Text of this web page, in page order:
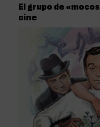
El grupo de
cine